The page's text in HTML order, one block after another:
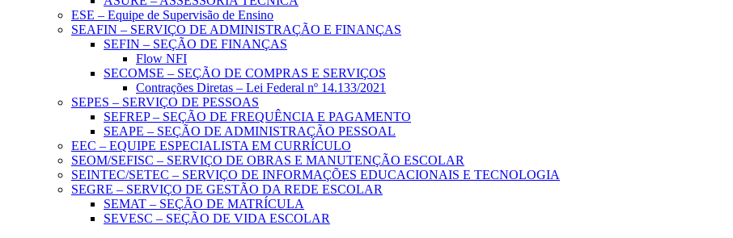
ESE – Equipe de Supervisão de Ensino
SEAFIN – SERVIÇO DE ADMINISTRAÇÃO E FINANÇAS
SEFIN – SEÇÃO DE FINANÇAS
Flow NFI
SECOMSE – SEÇÃO DE COMPRAS E SERVIÇOS
Contrações Diretas – Lei Federal nº 14.133/2021
SEPES – SERVIÇO DE PESSOAS
SEFREP – SEÇÃO DE FREQUÊNCIA E PAGAMENTO
SEAPE – SEÇÃO DE ADMINISTRAÇÃO PESSOAL
EEC – EQUIPE ESPECIALISTA EM CURRÍCULO
SEOM/SEFISC – SERVIÇO DE OBRAS E MANUTENÇÃO ESCOLAR
SEINTEC/SETEC – SERVIÇO DE INFORMAÇÕES EDUCACIONAIS E TECNOLOGIA
SEGRE – SERVIÇO DE GESTÃO DA REDE ESCOLAR
SEMAT – SEÇÃO DE MATRÍCULA
SEVESC – SEÇÃO DE VIDA ESCOLAR